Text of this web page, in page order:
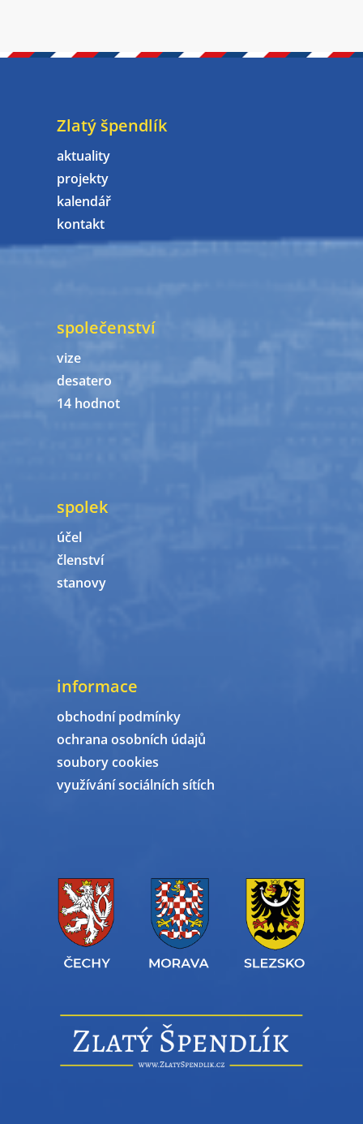
Zlatý špendlík
aktuality
projekty
kalendář
kontakt
společenství
vize
desatero
14 hodnot
spolek
účel
členství
stanovy
informace
obchodní podmínky
ochrana osobních údajů
soubory cookies
využívání sociálních sítích